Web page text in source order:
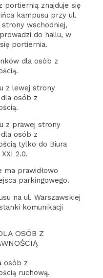
portiernią znajduje się
kampusu przy ul.
wschodniej,
do hallu, w
portiernia.
dla osób z
z lewej strony
osób z
z prawej strony
osób z
tylko do Biura
2.0.
ma prawidłowo
parkingowego.
na ul. Warszawskiej
komunikacji
OSÓB Z
osób z
ruchową.